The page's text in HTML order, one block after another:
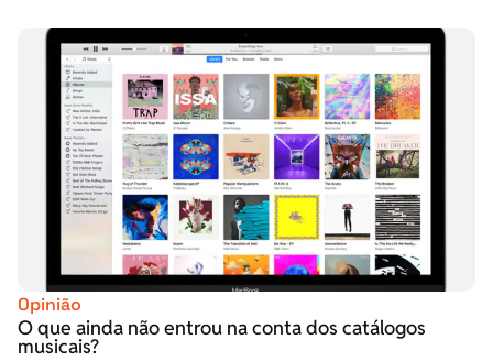
Opinião
O que ainda não entrou na conta dos catálogos
musicais?